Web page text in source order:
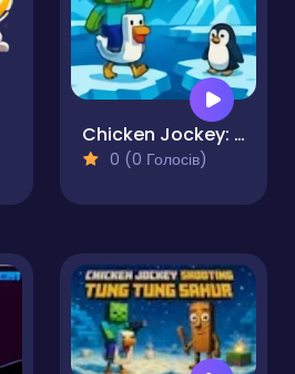
Chicken Jockey: Penguin Rescue
0 (0 Голосів)